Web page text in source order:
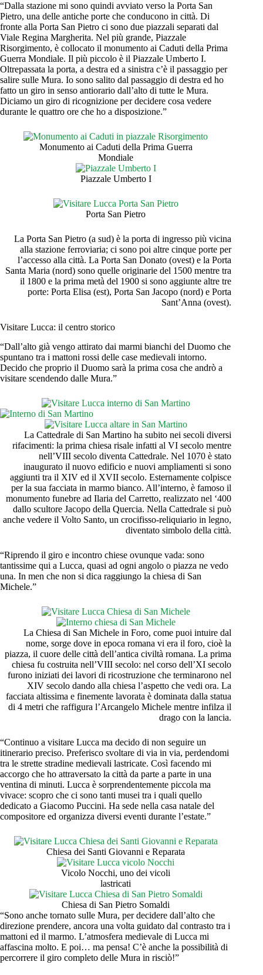
“Dalla stazione mi sono quindi avviato verso la Porta San
Pietro, una delle antiche porte che conducono in città. Di
fronte alla Porta San Pietro ci sono due piazzali separati dal
Viale Regina Margherita. Nel più grande, Piazzale
Risorgimento, è collocato il monumento ai Caduti della Prima
Guerra Mondiale. Il più piccolo è il Piazzale Umberto I.
Oltrepassata la porta, a destra ed a sinistra c’è il passaggio per
salire sulle Mura. Io sono salito dal passaggio di destra ed ho
fatto un giro in senso antiorario dall’alto di tutte le Mura.
Diciamo un giro di ricognizione per decidere cosa vedere
durante le quattro ore che ho a disposizione.”
Monumento ai Caduti della Prima Guerra
Mondiale
Piazzale Umberto I
Porta San Pietro
La Porta San Pietro (a sud) è la porta di ingresso più vicina
alla stazione ferroviaria; ci sono poi altre cinque porte per
l’accesso alla città. La Porta San Donato (ovest) e la Porta
Santa Maria (nord) sono quelle originarie del 1500 mentre tra
il 1800 e la prima metà del 1900 si sono aggiunte altre tre
porte: Porta Elisa (est), Porta San Jacopo (nord) e Porta
Sant’Anna (ovest).
Visitare Lucca: il centro storico
“Dall’alto già vengo attirato dai marmi bianchi del Duomo che
spuntano tra i mattoni rossi delle case medievali intorno.
Decido che proprio il Duomo sarà la prima cosa che andrò a
visitare scendendo dalle Mura.”
La Cattedrale di San Martino ha subito nei secoli diversi
rifacimenti: la prima chiesa risale infatti al VI secolo mentre
nell’VIII secolo diventa Cattedrale. Nel 1070 è stato
inaugurato il nuovo edificio e nuovi ampliamenti si sono
aggiunti tra il XIV ed il XVII secolo. Esternamente colpisce
per la sua facciata in marmo bianco. All’interno, è famoso il
monumento funebre ad Ilaria del Carretto, realizzato nel ‘400
dallo scultore Jacopo della Quercia. Nella Cattedrale si può
anche vedere il Volto Santo, un crocifisso-reliquiario in legno,
diventato simbolo della città.
“Riprendo il giro e incontro chiese ovunque vada: sono
tantissime qui a Lucca, quasi ad ogni angolo o piazza ne vedo
una. In men che non si dica raggiungo la chiesa di San
Michele.”
La Chiesa di San Michele in Foro, come puoi intuire dal
nome, sorge dove in epoca romana vi era il foro, cioè la
piazza, il cuore delle città dell’antica civiltà romana. La prima
chiesa fu costruita nell’VIII secolo: nel corso dell’XI secolo
furono iniziati dei lavori di ricostruzione che terminarono nel
XIV secolo dando alla chiesa l’aspetto che vedi ora. La
facciata altissima e finemente lavorata è dominata dalla statua
di 4 metri che raffigura l’Arcangelo Michele mentre infilza il
drago con la lancia.
“Continuo a visitare Lucca ma decido di non seguire un
itinerario preciso. Preferisco svoltare di via in via, perdendomi
tra le strette stradine medievali lastricate. Così facendo mi
accorgo che ho attraversato la città da parte a parte in una
ventina di minuti. Lucca è sorprendentemente piccola ma
vivace: scopro che ci sono tanti musei tra i quali quello
dedicato a Giacomo Puccini. Ha sede nella casa natale del
compositore ed organizza diversi eventi durante l’estate.”
Chiesa dei Santi Giovanni e Reparata
Vicolo Nocchi, uno dei vicoli
lastricati
Chiesa di San Pietro Somaldi
“Sono anche tornato sulle Mura, per decidere dall’alto che
direzione prendere, ancora una volta guidato dal contrasto tra i
mattoni ed il marmo. L’atmosfera medievale di Lucca mi
affascina molto. E poi… ma pensa! C’è anche la possibilità di
percorrere il giro completo delle Mura in risciò!”